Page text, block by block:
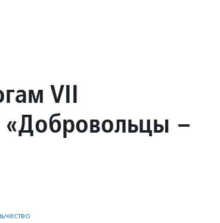
VII
«Добровольцы –